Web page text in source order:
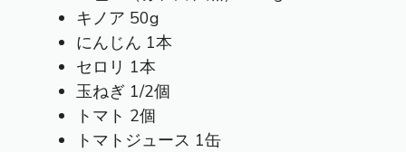
キノア 50g
にんじん 1本
セロリ 1本
玉ねぎ 1/2個
トマト 2個
トマトジュース 1缶